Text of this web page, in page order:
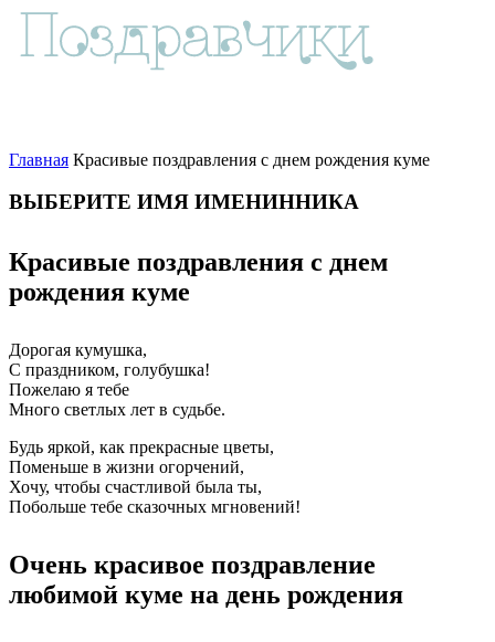
Главная Красивые поздравления с днем рождения куме
ВЫБЕРИТЕ ИМЯ ИМЕНИННИКА
Красивые поздравления с днем
рождения куме
Дорогая кумушка,
С праздником, голубушка!
Пожелаю я тебе
Много светлых лет в судьбе.
Будь яркой, как прекрасные цветы,
Поменьше в жизни огорчений,
Хочу, чтобы счастливой была ты,
Побольше тебе сказочных мгновений!
Очень красивое поздравление
любимой куме на день рождения